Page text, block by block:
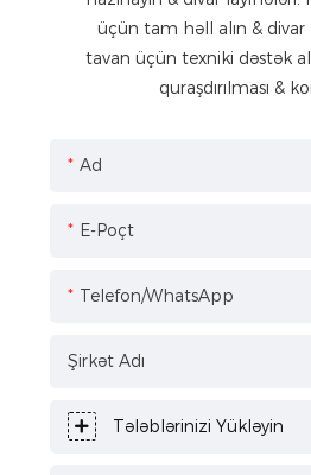
üçün tam həll alın & divar
tavan üçün texniki dəstək
quraşdırılması &
Ad
E-Poçt
Telefon/WhatsApp
Şirkət Adı
Tələblərinizi Yükləyin